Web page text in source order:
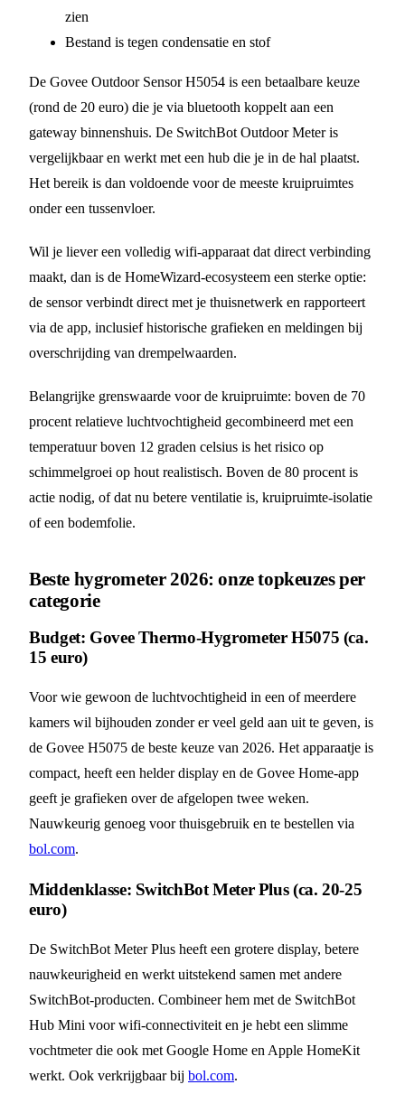
zien
Bestand is tegen condensatie en stof
De Govee Outdoor Sensor H5054 is een betaalbare keuze
(rond de 20 euro) die je via bluetooth koppelt aan een
gateway binnenshuis. De SwitchBot Outdoor Meter is
vergelijkbaar en werkt met een hub die je in de hal plaatst.
Het bereik is dan voldoende voor de meeste kruipruimtes
onder een tussenvloer.
Wil je liever een volledig wifi-apparaat dat direct verbinding
maakt, dan is de HomeWizard-ecosysteem een sterke optie:
de sensor verbindt direct met je thuisnetwerk en rapporteert
via de app, inclusief historische grafieken en meldingen bij
overschrijding van drempelwaarden.
Belangrijke grenswaarde voor de kruipruimte: boven de 70
procent relatieve luchtvochtigheid gecombineerd met een
temperatuur boven 12 graden celsius is het risico op
schimmelgroei op hout realistisch. Boven de 80 procent is
actie nodig, of dat nu betere ventilatie is, kruipruimte-isolatie
of een bodemfolie.
Beste hygrometer 2026: onze topkeuzes per
categorie
Budget: Govee Thermo-Hygrometer H5075 (ca.
15 euro)
Voor wie gewoon de luchtvochtigheid in een of meerdere
kamers wil bijhouden zonder er veel geld aan uit te geven, is
de Govee H5075 de beste keuze van 2026. Het apparaatje is
compact, heeft een helder display en de Govee Home-app
geeft je grafieken over de afgelopen twee weken.
Nauwkeurig genoeg voor thuisgebruik en te bestellen via
bol.com.
Middenklasse: SwitchBot Meter Plus (ca. 20-25
euro)
De SwitchBot Meter Plus heeft een grotere display, betere
nauwkeurigheid en werkt uitstekend samen met andere
SwitchBot-producten. Combineer hem met de SwitchBot
Hub Mini voor wifi-connectiviteit en je hebt een slimme
vochtmeter die ook met Google Home en Apple HomeKit
werkt. Ook verkrijgbaar bij bol.com.